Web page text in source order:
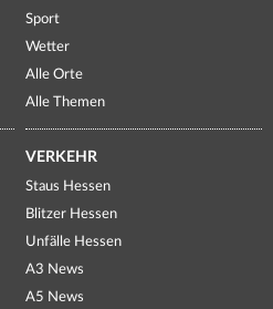
Sport
Wetter
Alle Orte
Alle Themen
VERKEHR
Staus Hessen
Blitzer Hessen
Unfälle Hessen
A3 News
A5 News